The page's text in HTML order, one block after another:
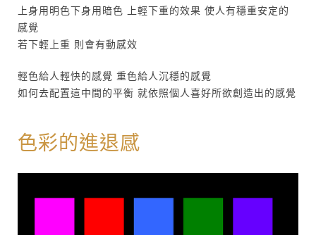
上身用明色下身用暗色 上輕下重的效果 使人有穩重安定的
感覺
若下輕上重 則會有動感效
輕色給人輕快的感覺 重色給人沉穩的感覺
如何去配置這中間的平衡 就依照個人喜好所欲創造出的感覺
色彩的進退感